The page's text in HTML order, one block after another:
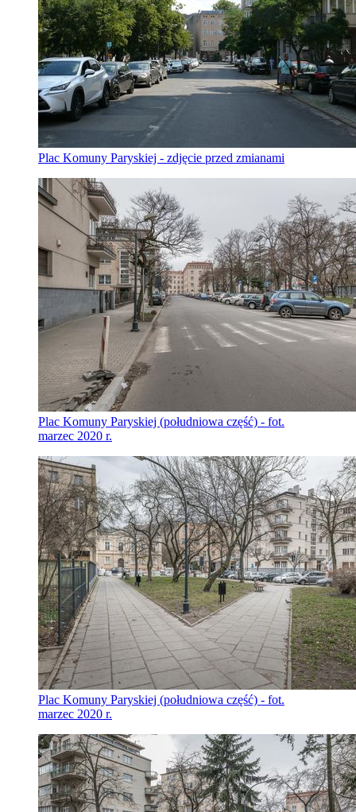
Plac Komuny Paryskiej - zdjęcie przed zmianami
Plac Komuny Paryskiej (południowa część) - fot.
marzec 2020 r.
Plac Komuny Paryskiej (południowa część) - fot.
marzec 2020 r.